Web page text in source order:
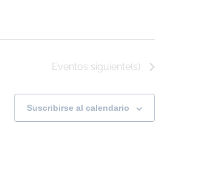
Eventos siguiente(s)
Suscribirse al calendario